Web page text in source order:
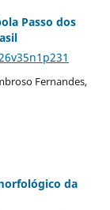
Passo dos
Fernandes,
da